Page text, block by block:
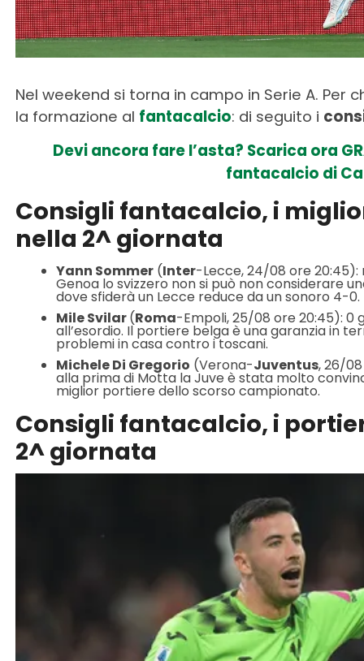
Nel weekend si torna in campo in Serie A.
la formazione al fantacalcio: di seguito i
Devi ancora fare l’asta? Scarica ora
fantacalcio di
Consigli fantacalcio, i
nella 2^ giornata
Yann Sommer(Inter-Lecce, 24/08 ore 20:45):
Genoa lo svizzero non si può non considerare
dove sfiderà un Lecce reduce da un sonoro 4-0.
Mile Svilar(Roma-Empoli, 25/08 ore 20:45): 0
all’esordio. Il portiere belga è una garanzia in
problemi in casa contro i toscani.
Michele Di Gregorio (Verona-Juventus, 26/
alla prima di Motta la Juve è stata molto
miglior portiere dello scorso campionato.
Consigli fantacalcio, i
2^ giornata